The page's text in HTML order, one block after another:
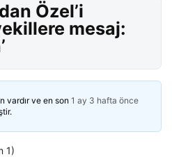
Özel’i
mesaj:
vardır ve en son 1 ay 3 hafta önce
1)